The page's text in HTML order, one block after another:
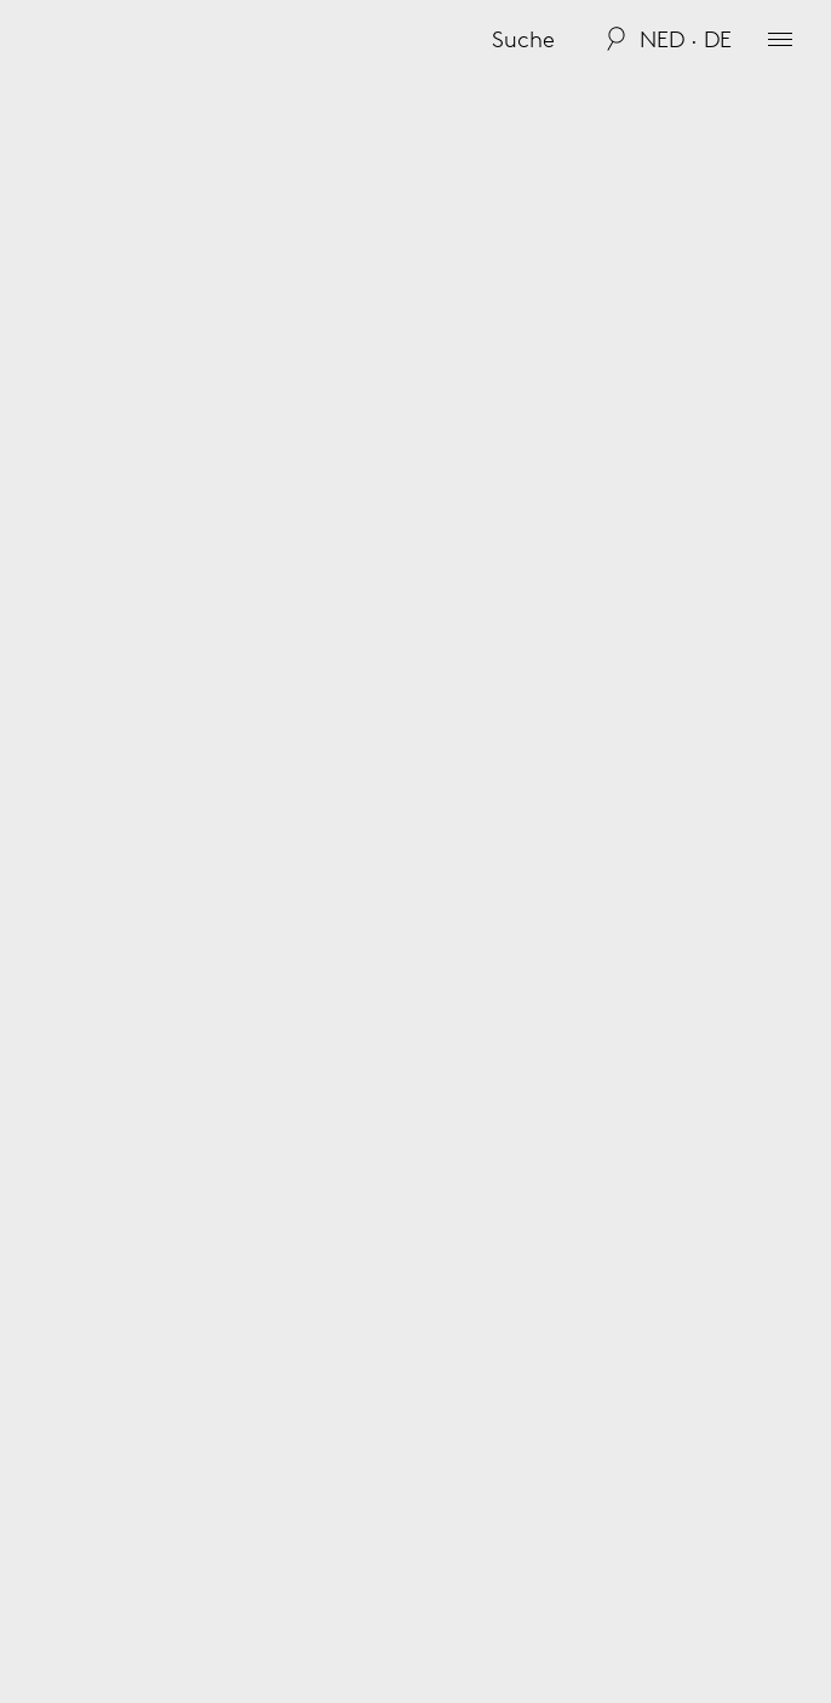
NED · DE